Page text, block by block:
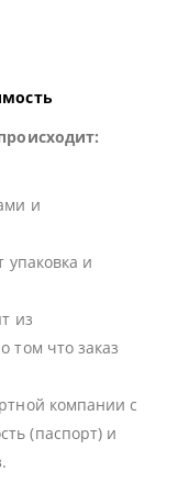
и
упаковка и
из
том что заказ
компании с
(паспорт) и